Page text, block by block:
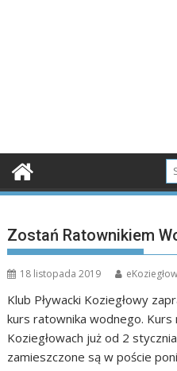
Zostań Ratownikiem
18 listopada 2019
Klub Pływacki Koziegłowy
kurs ratownika wodnego.
Koziegłowach już od 2
zamieszczone są w poście